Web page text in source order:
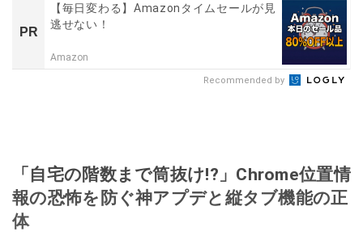
PR
【毎日変わる】Amazonタイムセールが見
逃せない！
Amazon
Recommended by
「自宅の階数まで筒抜け!?」Chrome位置情
報の恐怖を防ぐ神アプデと縦タブ機能の正
体